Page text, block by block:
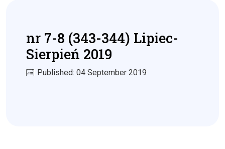
nr 7-8 (343-344) Lipiec-
Sierpień 2019
Published: 04 September 2019